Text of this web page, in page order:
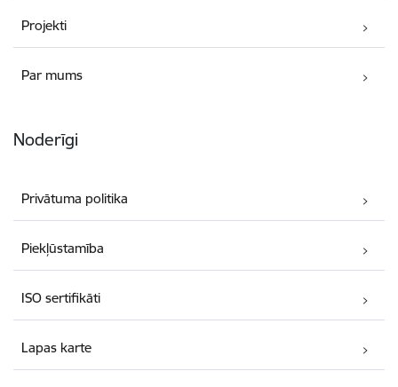
Projekti
Par mums
Noderīgi
Privātuma politika
Piekļūstamība
ISO sertifikāti
Lapas karte